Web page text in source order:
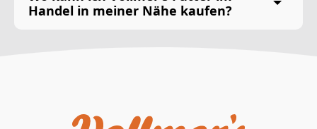
Handel in meiner Nähe kaufen?